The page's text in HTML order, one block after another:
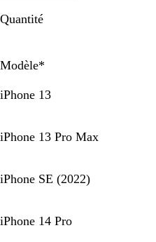
Quantité
Modèle*
iPhone 13
iPhone 13 Pro Max
iPhone SE (2022)
iPhone 14 Pro